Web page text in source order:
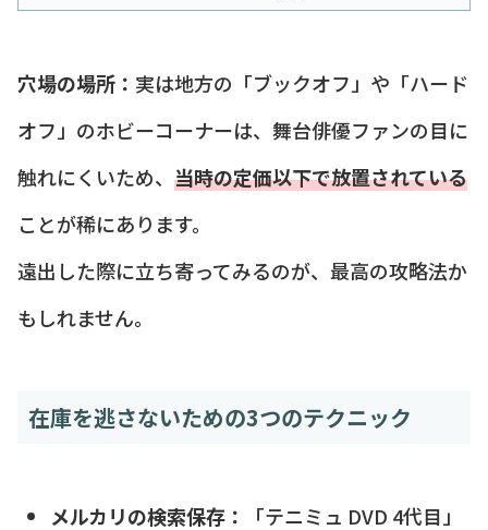
穴場の場所： 実は地方の「ブックオフ」や「ハード
オフ」のホビーコーナーは、舞台俳優ファンの目に
触れにくいため、 当時の定価以下で放置されている
ことが稀にあります。
遠出した際に立ち寄ってみるのが、最高の攻略法か
もしれません。
在庫を逃さないための3つのテクニック
メルカリの検索保存：
「テニミュ DVD 4代目」